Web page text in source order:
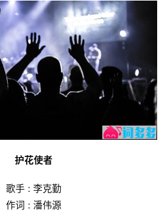
护花使者
歌手 : 李克勤
作词 : 潘伟源